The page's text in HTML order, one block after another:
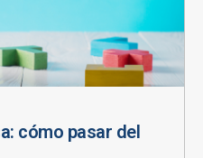
cómo pasar del